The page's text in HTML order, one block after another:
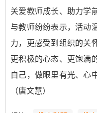
关爱教师成长、助力学
与教师纷纷表示，活动
力，更感受到组织的关
更积极的心态、更饱满
自己，做眼里有光、心
（唐文慧）